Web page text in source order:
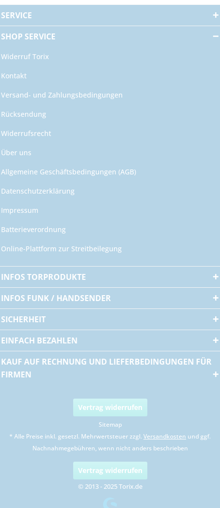
SERVICE
SHOP SERVICE
Widerruf Torix
Kontakt
Versand- und Zahlungsbedingungen
Rücksendung
Widerrufsrecht
Über uns
Allgemeine Geschäftsbedingungen (AGB)
Datenschutzerklärung
Impressum
Batterieverordnung
Online-Plattform zur Streitbeilegung
INFOS TORPRODUKTE
INFOS FUNK / HANDSENDER
SICHERHEIT
EINFACH BEZAHLEN
KAUF AUF RECHNUNG UND LIEFERBEDINGUNGEN FÜR
FIRMEN
Vertrag widerrufen
Sitemap
* Alle Preise inkl. gesetzl. Mehrwertsteuer zzgl. Versandkosten und ggf.
Nachnahmegebühren, wenn nicht anders beschrieben
Vertrag widerrufen
© 2013 - 2025 Torix.de